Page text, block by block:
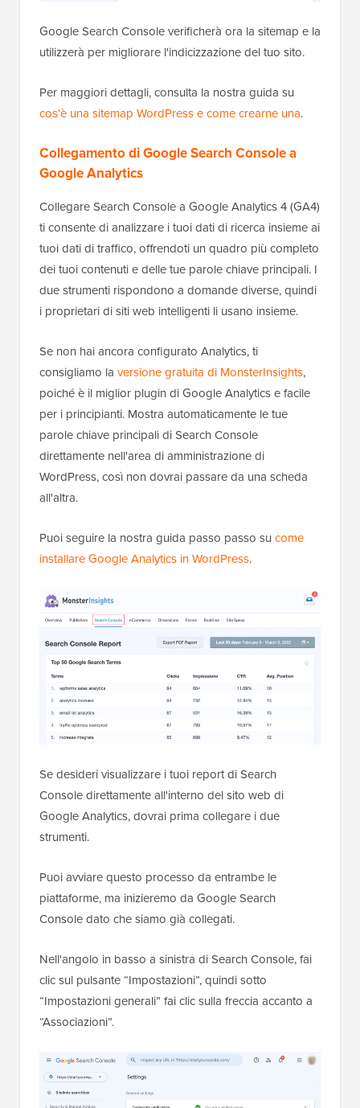
Google Search Console verificherà ora la sitemap e la
utilizzerà per migliorare l'indicizzazione del tuo sito.
Per maggiori dettagli, consulta la nostra guida su
cos'è una sitemap WordPress e come crearne una.
Collegamento di Google Search Console a
Google Analytics
Collegare Search Console a Google Analytics 4 (GA4)
ti consente di analizzare i tuoi dati di ricerca insieme ai
tuoi dati di traffico, offrendoti un quadro più completo
dei tuoi contenuti e delle tue parole chiave principali. I
due strumenti rispondono a domande diverse, quindi
i proprietari di siti web intelligenti li usano insieme.
Se non hai ancora configurato Analytics, ti
consigliamo la versione gratuita di MonsterInsights,
poiché è il miglior plugin di Google Analytics e facile
per i principianti. Mostra automaticamente le tue
parole chiave principali di Search Console
direttamente nell'area di amministrazione di
WordPress, così non dovrai passare da una scheda
all'altra.
Puoi seguire la nostra guida passo passo su come
installare Google Analytics in WordPress.
Se desideri visualizzare i tuoi report di Search
Console direttamente all'interno del sito web di
Google Analytics, dovrai prima collegare i due
strumenti.
Puoi avviare questo processo da entrambe le
piattaforme, ma inizieremo da Google Search
Console dato che siamo già collegati.
Nell'angolo in basso a sinistra di Search Console, fai
clic sul pulsante “Impostazioni”, quindi sotto
“Impostazioni generali” fai clic sulla freccia accanto a
“Associazioni”.